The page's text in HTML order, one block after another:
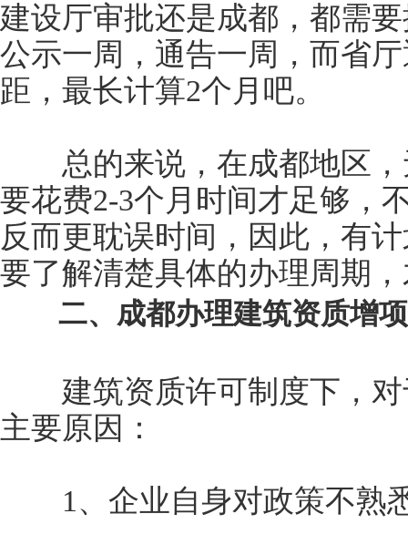
建设厅审批还是成都，都需
公示一周，通告一周，而省
距，最长计算2个月吧。
总的来说，在成都地区，
要花费2-3个月时间才足够，
反而更耽误时间，因此，有
要了解清楚具体的办理周期
二、成都办理建筑资质增项
建筑资质许可制度下，对
主要原因：
1、企业自身对政策不熟